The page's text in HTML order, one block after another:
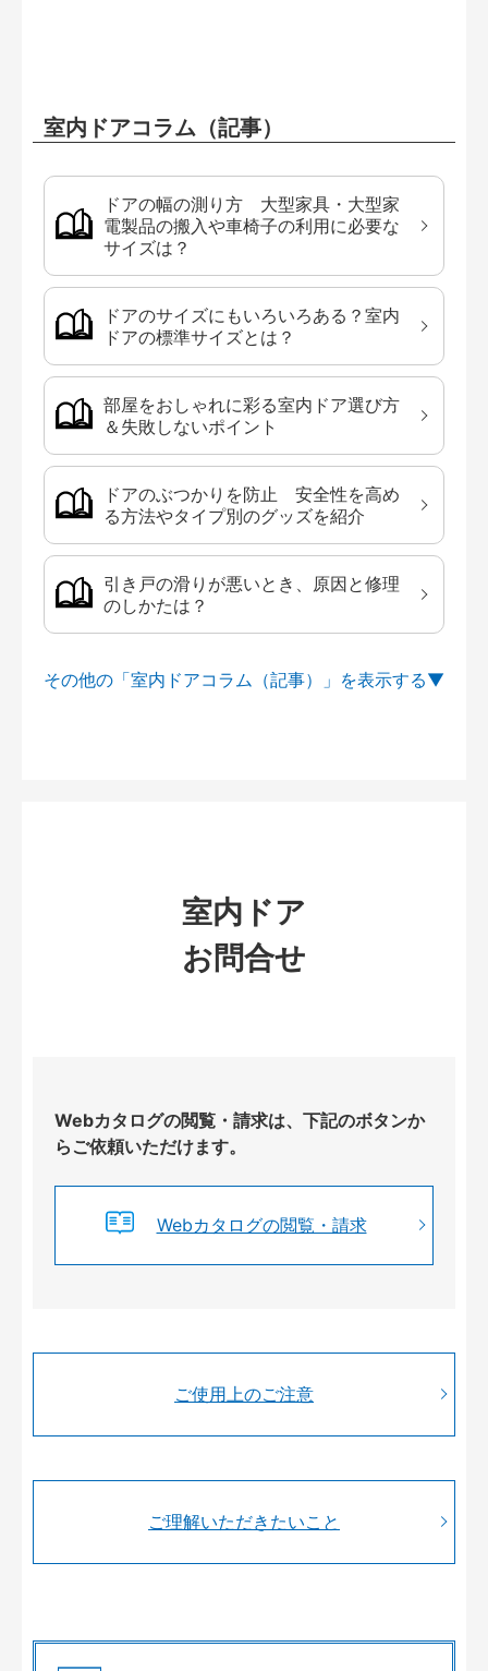
室内ドアコラム（記事）
ドアの幅の測り方 大型家具・大型家
電製品の搬入や車椅子の利用に必要な
サイズは？
ドアのサイズにもいろいろある？室内
ドアの標準サイズとは？
部屋をおしゃれに彩る室内ドア選び方
＆失敗しないポイント
ドアのぶつかりを防止 安全性を高め
る方法やタイプ別のグッズを紹介
引き戸の滑りが悪いとき、原因と修理
のしかたは？
その他の「室内ドアコラム（記事）」を
室内ドア
お問合せ
Webカタログの閲覧・請求は、下記のボタンか
らご依頼いただけます。
Webカタログの閲覧・請求
ご使用上のご注意
ご理解いただきたいこと